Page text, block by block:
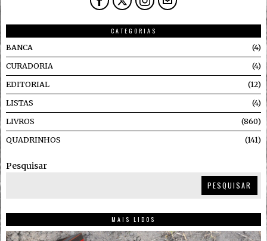
CATEGORIAS
BANCA
4
CURADORIA 4
EDITORIAL 12
LISTAS 4
LIVROS 860
QUADRINHOS 141
Pesquisar
PESQUISAR
MAIS LIDOS